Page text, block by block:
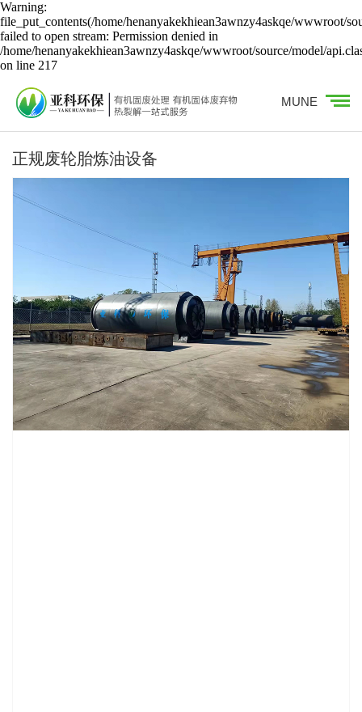
Warning:
file_put_contents(/home/henanyakekhiean3awnzy4askqe/wwwroot/
failed to open stream: Permission denied in
/home/henanyakekhiean3awnzy4askqe/wwwroot/source/model/
on line 217
MUNE
正规废轮胎炼油设备